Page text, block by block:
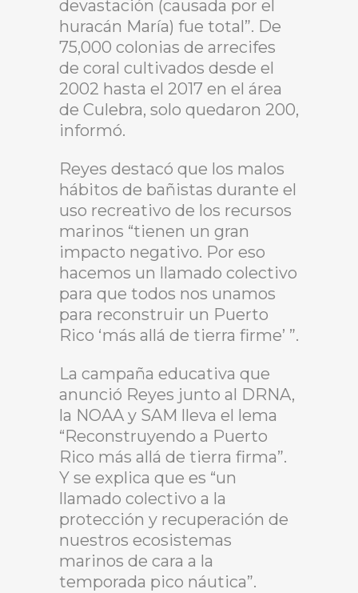
devastación (causada por el
huracán María) fue total”. De
75,000 colonias de arrecifes
de coral cultivados desde el
2002 hasta el 2017 en el área
de Culebra, solo quedaron 200,
informó.
Reyes destacó que los malos
hábitos de bañistas durante el
uso recreativo de los recursos
marinos “tienen un gran
impacto negativo. Por eso
hacemos un llamado colectivo
para que todos nos unamos
para reconstruir un Puerto
Rico ‘más allá de tierra firme’ ”.
La campaña educativa que
anunció Reyes junto al DRNA,
la NOAA y SAM lleva el lema
“Reconstruyendo a Puerto
Rico más allá de tierra firma”.
Y se explica que es “un
llamado colectivo a la
protección y recuperación de
nuestros ecosistemas
marinos de cara a la
temporada pico náutica”.